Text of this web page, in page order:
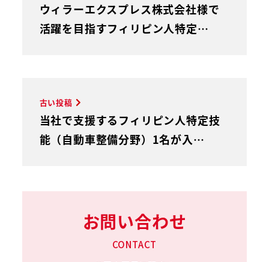
古い投稿
当社で支援するフィリピン人特定技
能（自動車整備分野）1名が入…
ウィラーエクスプレス株式会社様で
活躍を目指すフィリピン人特定…
お問い合わせ
CONTACT